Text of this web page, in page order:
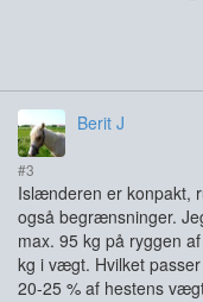
Berit J
#3
Islænderen er konpakt,
også begrænsninger.
max. 95 kg på ryggen
kg i vægt. Hvilket
20-25 % af hestens